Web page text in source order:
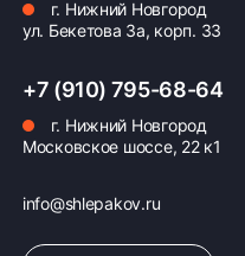
г. Нижний Новгород
ул. Бекетова 3а, корп. 33
+7 (910) 795-68-64
г. Нижний Новгород
Московское шоссе, 22 к1
info@shlepakov.ru